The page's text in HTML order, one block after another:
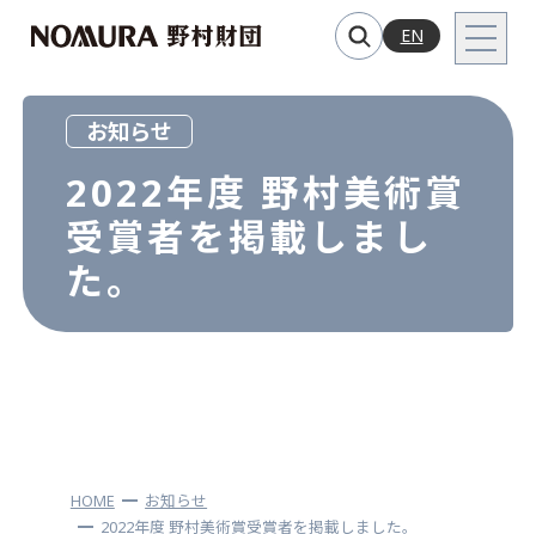
EN
お知らせ
2022年度 野村美術賞
受賞者を掲載しまし
た。
HOME
お知らせ
2022年度 野村美術賞受賞者を掲載しました。